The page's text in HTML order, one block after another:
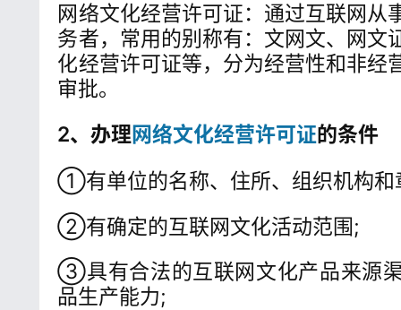
网络文化经营许可证：通过互联网从
务者，常用的别称有：文网文、网文
化经营许可证等，分为经营性和非经
审批。
2、办理网络文化经营许可证的条件
①有单位的名称、住所、组织机构和
②有确定的互联网文化活动范围;
③具有合法的互联网文化产品来源
品生产能力;